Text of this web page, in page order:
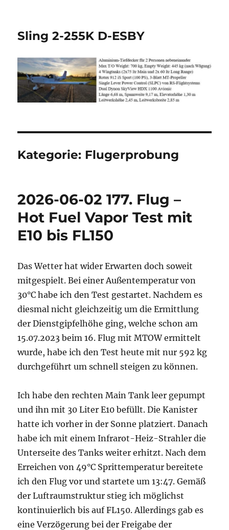
Sling 2-255K D-ESBY
Kategorie: Flugerprobung
2026-06-02 177. Flug –
Hot Fuel Vapor Test mit
E10 bis FL150
Das Wetter hat wider Erwarten doch soweit
mitgespielt. Bei einer Außentemperatur von
30°C habe ich den Test gestartet. Nachdem es
diesmal nicht gleichzeitig um die Ermittlung
der Dienstgipfelhöhe ging, welche schon am
15.07.2023 beim 16. Flug mit MTOW ermittelt
wurde, habe ich den Test heute mit nur 592 kg
durchgeführt um schnell steigen zu können.
Ich habe den rechten Main Tank leer gepumpt
und ihn mit 30 Liter E10 befüllt. Die Kanister
hatte ich vorher in der Sonne platziert. Danach
habe ich mit einem Infrarot-Heiz-Strahler die
Unterseite des Tanks weiter erhitzt. Nach dem
Erreichen von 49°C Sprittemperatur bereitete
ich den Flug vor und startete um 13:47. Gemäß
der Luftraumstruktur stieg ich möglichst
kontinuierlich bis auf FL150. Allerdings gab es
eine Verzögerung bei der Freigabe der